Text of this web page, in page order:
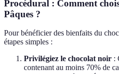
Procédural : Comment
Pâques ?
Pour bénéficier des bienfaits du
étapes simples :
Privilégiez le chocolat noir :
contenant au moins 70% de